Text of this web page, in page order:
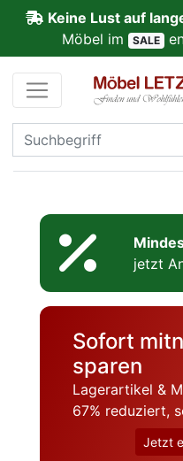
Keine Lust auf
Möbel im SALE
jetzt
Sofort
sparen
Lagerartikel &
67% reduziert,
Jetzt
Kundenmeinungen
Anmelden
PREMIUM
lieferbar
Polsterplaner
Möbel-
Konfigurator